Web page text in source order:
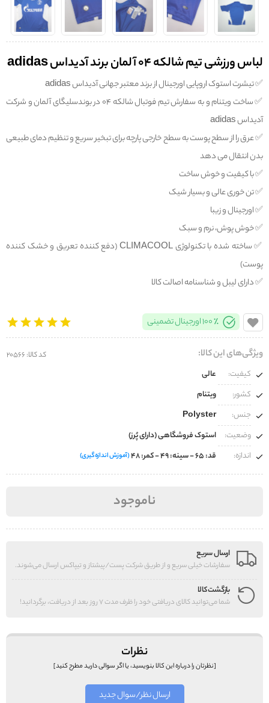
لباس ورزشی تیم شالکه 04 آلمان برند آدیداس adidas
✅️ تیشرت استوک اروپایی اورجینال از برند معتبر جهانی آدیداس adidas
✅️ ساخت ویتنام و به سفارش تیم فوتبال شالکه 04 در بوندسلیگای آلمان و شرکت
آدیداس adidas
✅️ عرق را از سطح پوست به سطح خارجی پارچه برای تبخیر سریع و تنظیم دمای طبیعی
بدن انتقال می دهد
✅️ با کیفیت و خوش ساخت
✅️ تن خوری عالی و بسیار شیک
✅️ اورجینال و زیبا
✅️ خوش پوش، نرم و سبک
✅️ ساخته شده با تکنولوژی CLIMACOOL (دفع کننده تعریق و خشک کننده
پوست)
✅️ دارای لیبل و شناسنامه اصالت کالا
100% اورجینال تضمینی
ویژگی‌های این کالا: کد کالا: 20566
کیفیت:
عالی
کشور:
ویتنام
جنس:
Polyster
وضعیت:
استوک فروشگاهی (دارای پُرز)
اندازه:
قد: 65 - سینه: 49 - کمر: 48 (آموزش اندازه‌گیری)
ناموجود
ارسال سریع
سفارشات خیلی سریع و از طریق شرکت پست/پیشتاز و تیپاکس ارسال می‌شوند.
بازگشت کالا
شما می‌توانید کالای دریافتی خود را ظرف مدت 7 روز بعد از دریافت، برگردانید!
نظرات
[نظرتان را درباره این کالا بنویسید، یا اگر سوالی دارید مطرح کنید]
ارسال نظر/سوال جدید